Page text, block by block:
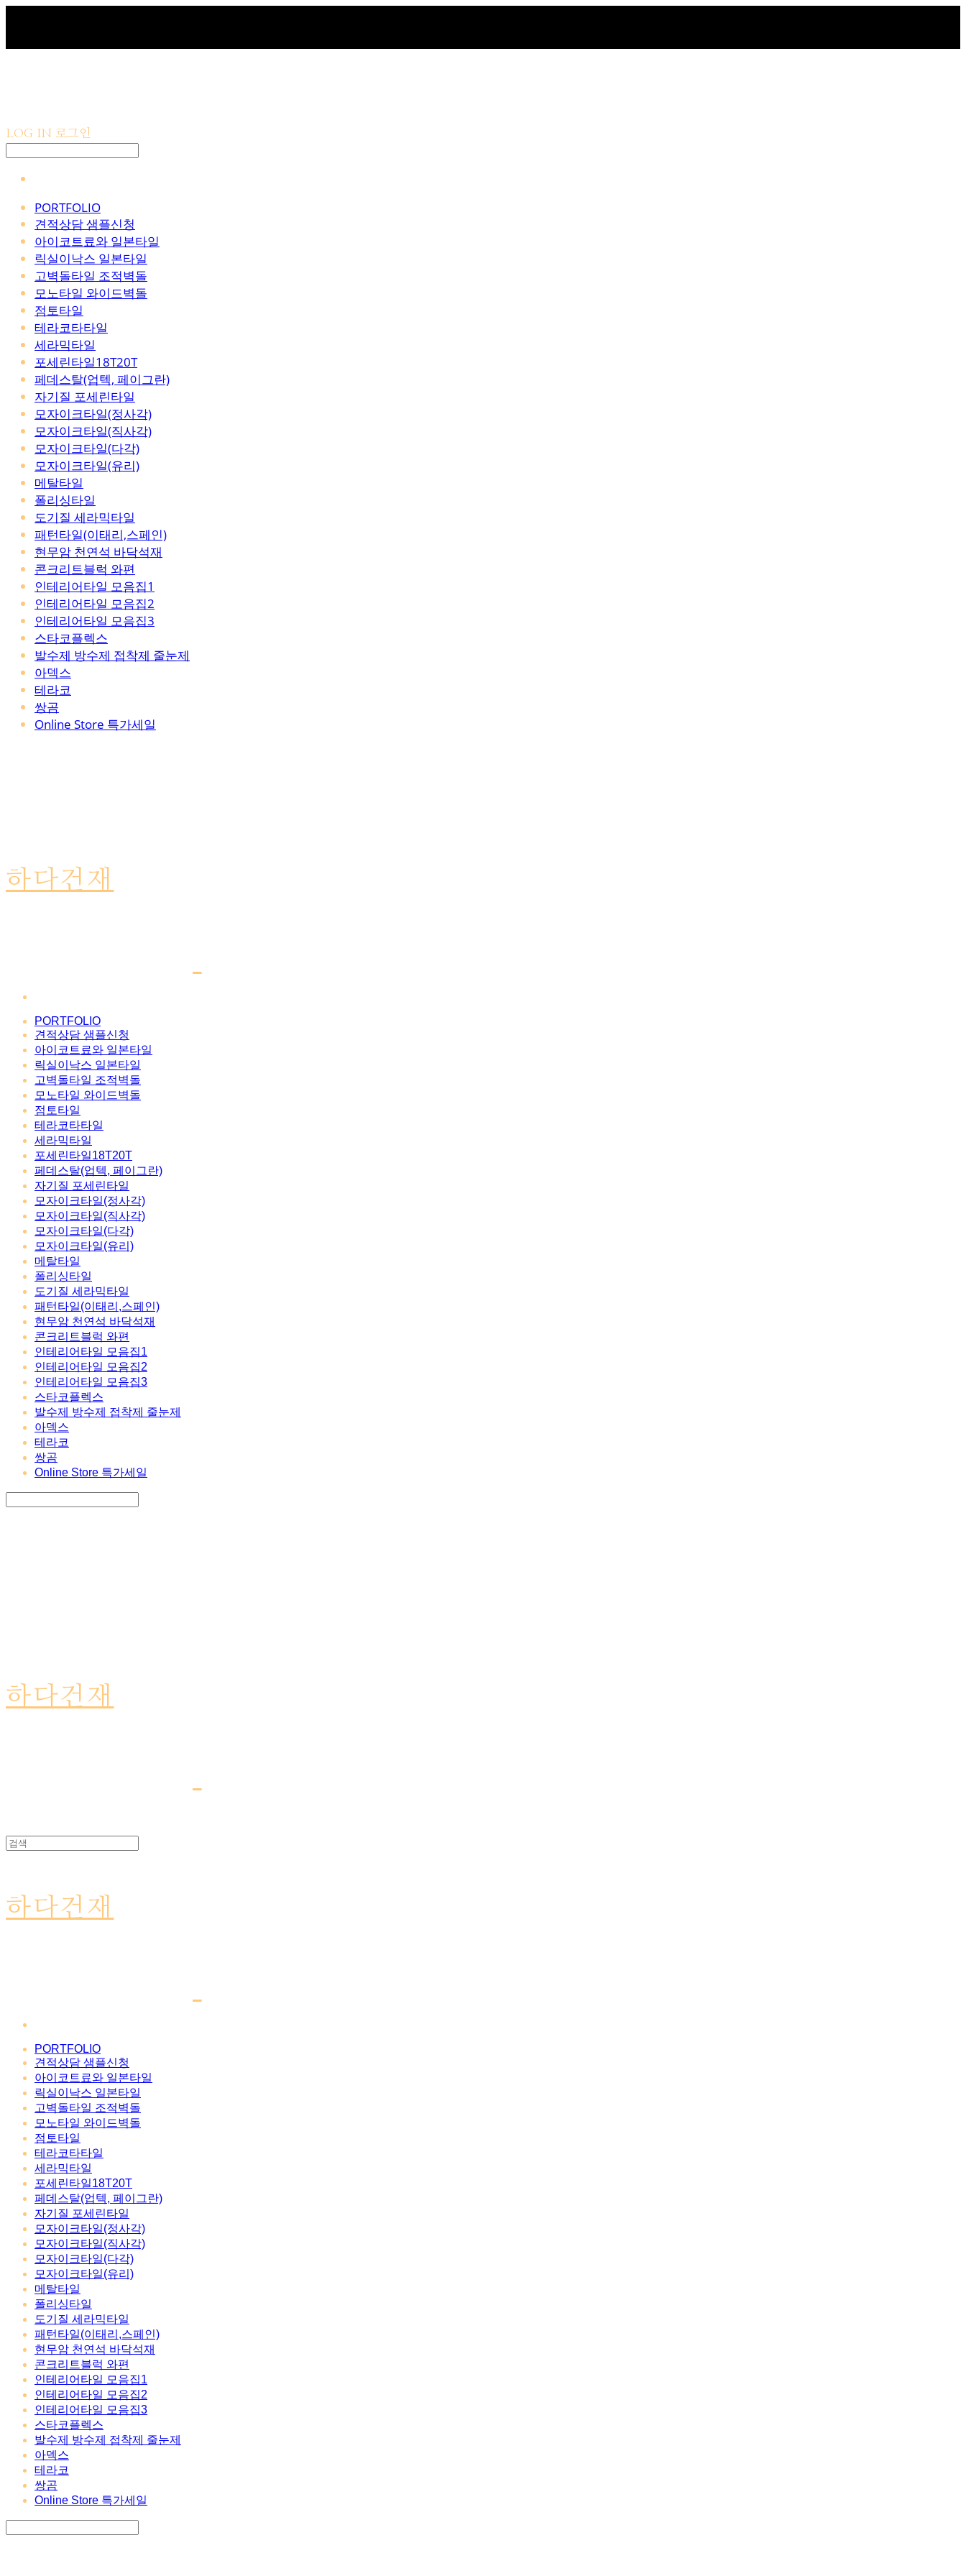
LOG IN 로그인
PORTFOLIO
견적상담 샘플신청
아이코트료와 일본타일
릭실이낙스 일본타일
고벽돌타일 조적벽돌
모노타일 와이드벽돌
점토타일
테라코타타일
세라믹타일
포세린타일18T20T
페데스탈(업텍, 페이그란)
자기질 포세린타일
모자이크타일(정사각)
모자이크타일(직사각)
모자이크타일(다각)
모자이크타일(유리)
메탈타일
폴리싱타일
도기질 세라믹타일
패턴타일(이태리,스페인)
현무암 천연석 바닥석재
콘크리트블럭 와편
인테리어타일 모음집1
인테리어타일 모음집2
인테리어타일 모음집3
스타코플렉스
발수제 방수제 접착제 줄눈제
아덱스
테라코
쌍곰
Online Store 특가세일
하다건재
PORTFOLIO
견적상담 샘플신청
아이코트료와 일본타일
릭실이낙스 일본타일
고벽돌타일 조적벽돌
모노타일 와이드벽돌
점토타일
테라코타타일
세라믹타일
포세린타일18T20T
페데스탈(업텍, 페이그란)
자기질 포세린타일
모자이크타일(정사각)
모자이크타일(직사각)
모자이크타일(다각)
모자이크타일(유리)
메탈타일
폴리싱타일
도기질 세라믹타일
패턴타일(이태리,스페인)
현무암 천연석 바닥석재
콘크리트블럭 와편
인테리어타일 모음집1
인테리어타일 모음집2
인테리어타일 모음집3
스타코플렉스
발수제 방수제 접착제 줄눈제
아덱스
테라코
쌍곰
Online Store 특가세일
하다건재
하다건재
PORTFOLIO
견적상담 샘플신청
아이코트료와 일본타일
릭실이낙스 일본타일
고벽돌타일 조적벽돌
모노타일 와이드벽돌
점토타일
테라코타타일
세라믹타일
포세린타일18T20T
페데스탈(업텍, 페이그란)
자기질 포세린타일
모자이크타일(정사각)
모자이크타일(직사각)
모자이크타일(다각)
모자이크타일(유리)
메탈타일
폴리싱타일
도기질 세라믹타일
패턴타일(이태리,스페인)
현무암 천연석 바닥석재
콘크리트블럭 와편
인테리어타일 모음집1
인테리어타일 모음집2
인테리어타일 모음집3
스타코플렉스
발수제 방수제 접착제 줄눈제
아덱스
테라코
쌍곰
Online Store 특가세일